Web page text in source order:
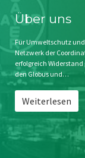
Impressum
Störfälle
Stichwort BAYER
Jahrestagung
SPENDEN
Über uns
Für Umweltschutz
Netzwerk der
erfolgreich Widerstand
den Globus und…
Weiterlesen